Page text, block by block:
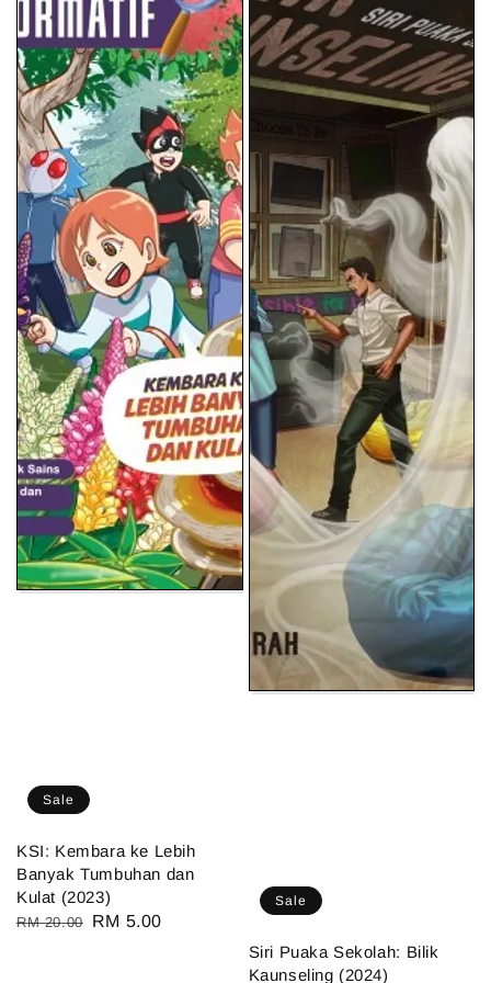
Sale
KSI: Kembara ke Lebih
Banyak Tumbuhan dan
Kulat (2023)
Regular
RM 20.00
Sale
RM 5.00
Sale
Siri Puaka Sekolah: Bilik
Kaunseling (2024)